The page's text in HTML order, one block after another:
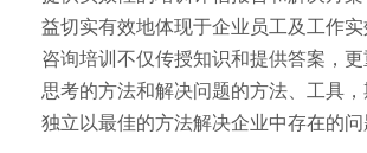
益切实有效地体现于企业员工及工作
咨询培训不仅传授知识和提供答案，
思考的方法和解决问题的方法、工具
独立以最佳的方法解决企业中存在的问